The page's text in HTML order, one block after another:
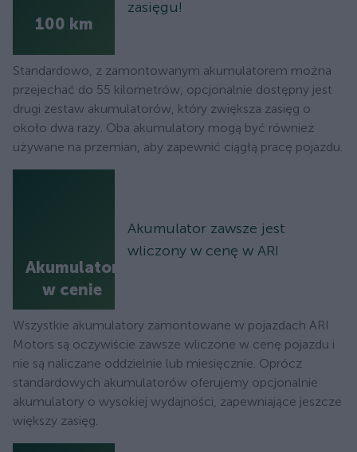
100 km
zasięgu!
Standardowo, z zamontowanym akumulatorem można
przejechać do 55 kilometrów, opcjonalnie dostępny jest
drugi zestaw akumulatorów, który zwiększa zasięg o
około dwa razy. Oba akumulatory mogą być również
używane na przemian, aby zapewnić ciągłą pracę pojazdu.
Akumulator
w cenie
Akumulator zawsze jest
wliczony w cenę w ARI
Wszystkie akumulatory zamontowane w pojazdach ARI
Motors są oczywiście zawsze wliczone w cenę pojazdu i
nie są naliczane oddzielnie lub miesięcznie. Oprócz
standardowych akumulatorów oferujemy opcjonalnie
akumulatory o wysokiej wydajności, zapewniające jeszcze
większy zasięg.